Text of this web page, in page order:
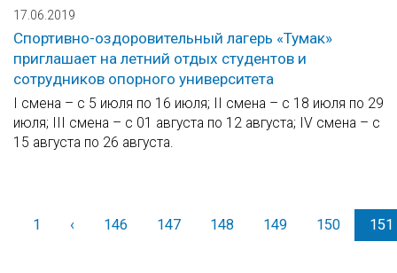
17.06.2019
Спортивно-оздоровительный лагерь «Тумак»
приглашает на летний отдых студентов и
сотрудников опорного университета
I смена – с 5 июля по 16 июля; II смена – с 18 июля по 29
июля; III смена – с 01 августа по 12 августа; IV смена – с
15 августа по 26 августа.
1 ‹Назад146 147 148 149 150 151